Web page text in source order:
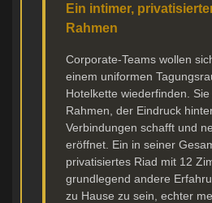
Ein intimer,
Rahmen
Corporate-Teams wollen
einem uniformen
Hotelkette wiederfinden.
Rahmen, der Eindruck
Verbindungen schafft und
eröffnet. Ein in seiner
privatisiertes Riad mit 12
grundlegend andere
zu Hause zu sein, echter